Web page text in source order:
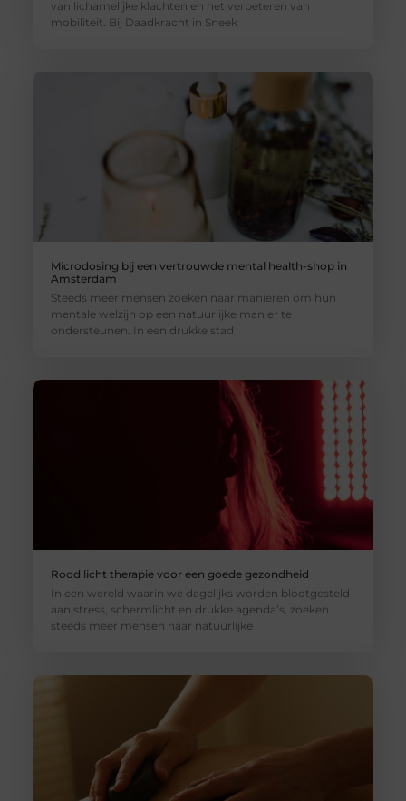
van lichamelijke klachten en het verbeteren van
mobiliteit. Bij Daadkracht in Sneek
Microdosing bij een vertrouwde mental health-shop in
Amsterdam
Steeds meer mensen zoeken naar manieren om hun
mentale welzijn op een natuurlijke manier te
ondersteunen. In een drukke stad
Rood licht therapie voor een goede gezondheid
In een wereld waarin we dagelijks worden blootgesteld
aan stress, schermlicht en drukke agenda’s, zoeken
steeds meer mensen naar natuurlijke